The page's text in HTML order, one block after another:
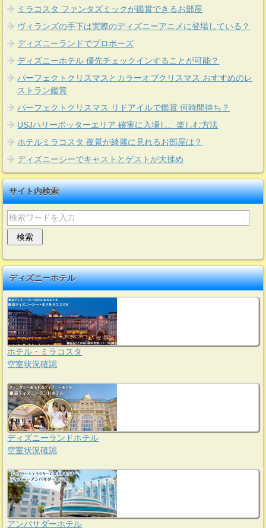
ミラコスタ ファンタズミックが鑑賞できるお部屋
ヴィランズの手下は実際のディズニーアニメに登場している？
ディズニーランドでプロポーズ
ディズニーホテル 優先チェックインすることが可能？
パーフェクトクリスマスとカラーオブクリスマス おすすめのレ
ストラン鑑賞
パーフェクトクリスマス リドアイルで鑑賞 何時間待ち？
USJハリーポッターエリア 確実に入場し、楽しむ方法
ホテルミラコスタ 夜景が綺麗に見れるお部屋は？
ディズニーシーでキャストとゲストが大揉め
サイト内検索
ディズニーホテル
ホテル・ミラコスタ
空室状況確認
ディズニーランドホテル
空室状況確認
アンバサダーホテル